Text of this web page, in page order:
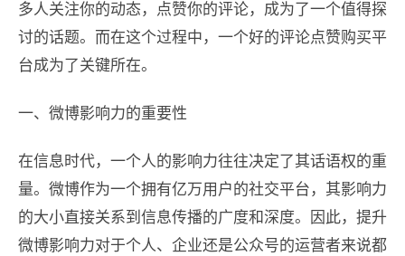
多人关注你的动态，点赞你的评论，成为了一个值得探
讨的话题。而在这个过程中，一个好的评论点赞购买平
台成为了关键所在。
一、微博影响力的重要性
在信息时代，一个人的影响力往往决定了其话语权的重
量。微博作为一个拥有亿万用户的社交平台，其影响力
的大小直接关系到信息传播的广度和深度。因此，提升
微博影响力对于个人、企业还是公众号的运营者来说都